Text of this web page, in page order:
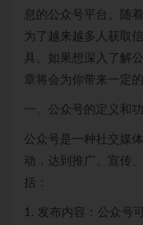
息的公众号平台。随
为了越来越多人获取
具。如果想深入了解
章将会为你带来一定的
一、公众号的定义和
公众号是一种社交媒
动，达到推广、宣传
括：
1. 发布内容：公众号